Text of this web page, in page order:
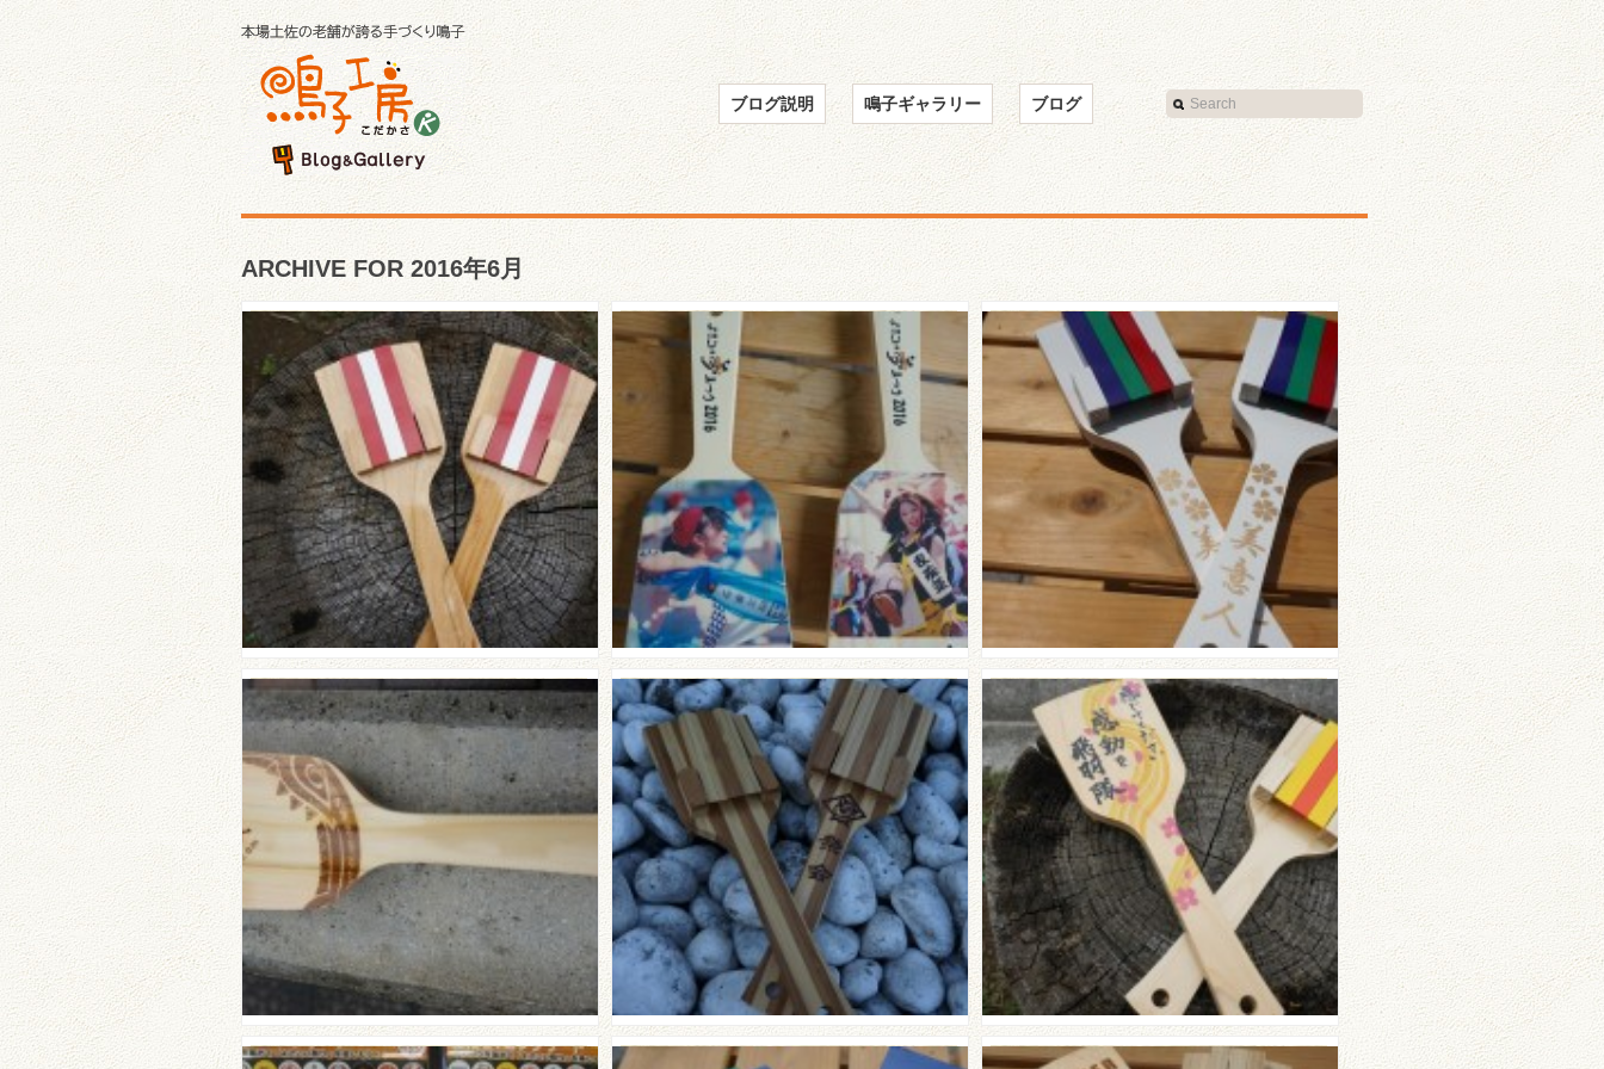
ブログ説明 鳴子ギャラリー ブログ
ARCHIVE FOR 2016年6月
☆紀州よさこい鳴子連・夢屋
舞組さんのご紹介☆
☆NPO法人 よさこい塾・龍
馬隊さんのご紹介☆
☆浜田よさこい連 美意人さ
んのご紹介☆
☆颯戯FU-JAさんのご紹介☆ ☆祭会さんのご紹介☆
☆九州看護福祉大学 飛羽隊
さんのご紹介☆